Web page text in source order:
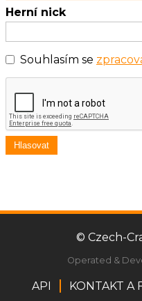
Herní nick
Souhlasím se
Hlasovat
© Czech-
Operated &
API KONTAKT A